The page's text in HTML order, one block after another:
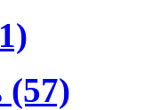
(57)